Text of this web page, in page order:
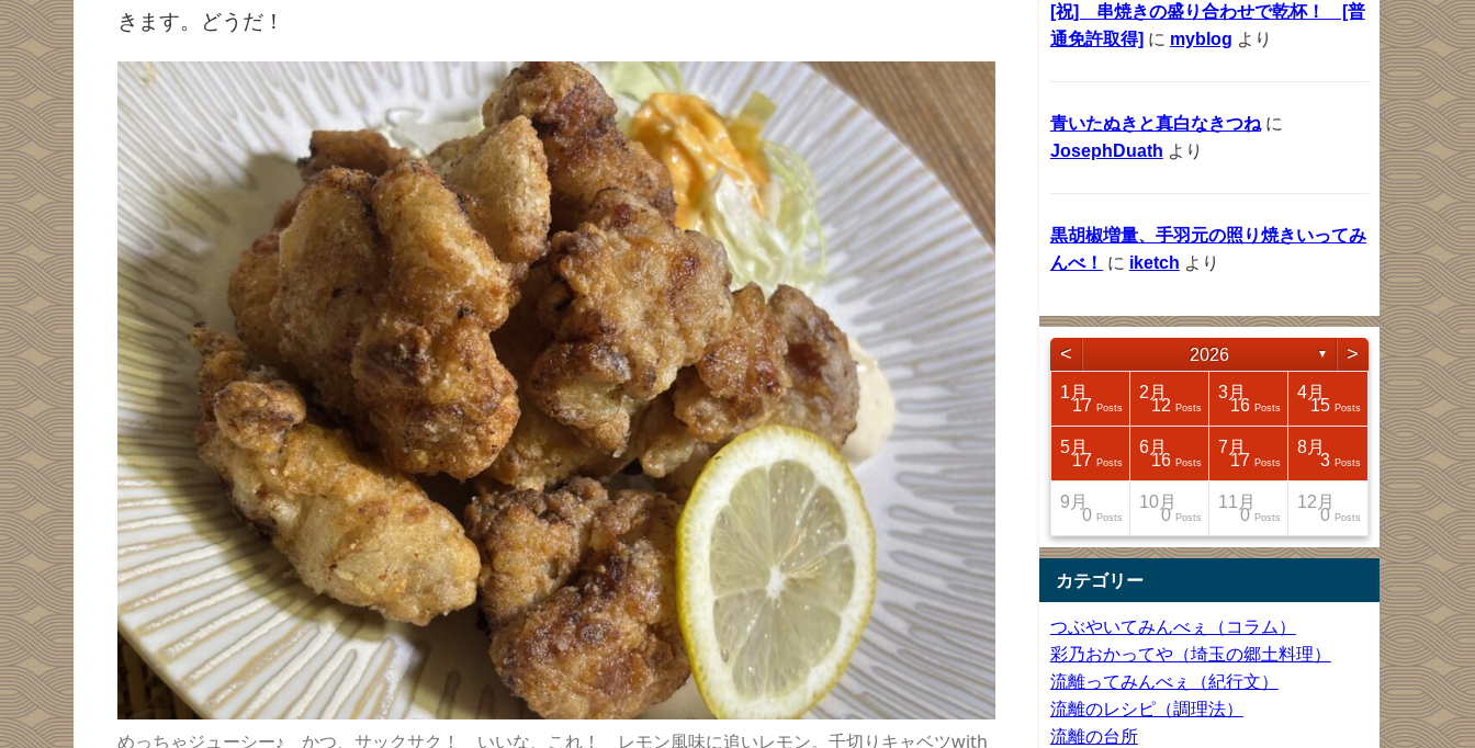
きます。どうだ！
めっちゃジューシー♪ かつ、サックサク！ いいな、これ！ レモン風味に追いレモン。千切りキャベツwith
[祝] 串焼きの盛り合わせで乾杯！ [普
通免許取得] に myblog より
青いたぬきと真白なきつねに
JosephDuath より
黒胡椒増量、手羽元の照り焼きいってみ
んべ！
に iketch より
< 2026 ▼ >
1月
17 Posts
2月
12 Posts
3月
16 Posts
4月
15 Posts
5月
17 Posts
6月
16 Posts
7月
17 Posts
8月
3 Posts
9月
0 Posts
10月
0 Posts
11月
0 Posts
12月
0 Posts
1月
21 Posts
2月
21 Posts
3月
24 Posts
5月
18 Posts
6月
15 Posts
7月
16
8月
Posts
10月
10 Posts
11月
15 Posts
12月
1月
26 Posts
2月
23 Posts
3月
21 Posts
5月
28 Posts
6月
23 Posts
7月
25
8月
Posts
10月
19 Posts
11月
25 Posts
12月
1月
30 Posts
2月
30 Posts
3月
32 Posts
5月
5 Posts
6月
3 Posts
7月 8月
Posts
10月
26 Posts
11月
18 Posts
12月
1月
0 Posts
2月
0 Posts
3月
0 Posts
5月
66 Posts
6月
60 Posts
7月
58
8月
Posts
10月
33 Posts
11月
40 Posts
12月
カテゴリー
つぶやいてみんべぇ（コラム）
彩乃おかってや（埼玉の郷土料理）
流離ってみんべぇ（紀行文）
流離のレシピ（調理法）
流離の台所